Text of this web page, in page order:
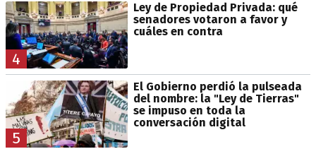
4
Ley de Propiedad Privada: qué
senadores votaron a favor y
cuáles en contra
5
El Gobierno perdió la pulseada
del nombre: la "Ley de Tierras"
se impuso en toda la
conversación digital